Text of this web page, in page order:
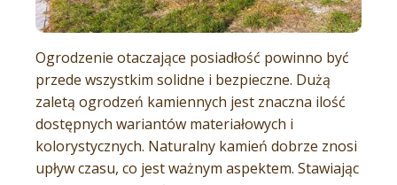
Ogrodzenie otaczające posiadłość powinno być
przede wszystkim solidne i bezpieczne. Dużą
zaletą ogrodzeń kamiennych jest znaczna ilość
dostępnych wariantów materiałowych i
kolorystycznych. Naturalny kamień dobrze znosi
upływ czasu, co jest ważnym aspektem. Stawiając